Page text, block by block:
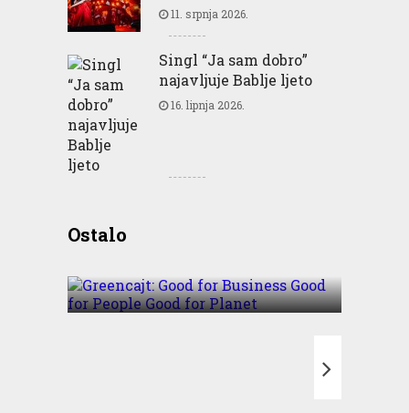
11. srpnja 2026.
Singl “Ja sam dobro”
najavljuje Bablje ljeto
16. lipnja 2026.
OstaloBusiness Good for People